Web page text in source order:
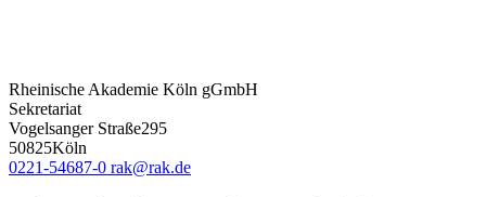
Rheinische Akademie Köln gGmbH
Sekretariat
Vogelsanger Straße295
50825Köln
0221-54687-0 rak@rak.de